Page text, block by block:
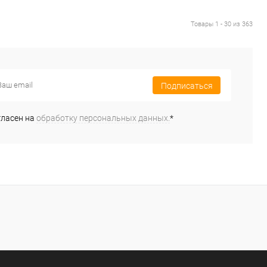
Товары 1 - 30 из 363
Подписаться
на обработку персональных данных. *